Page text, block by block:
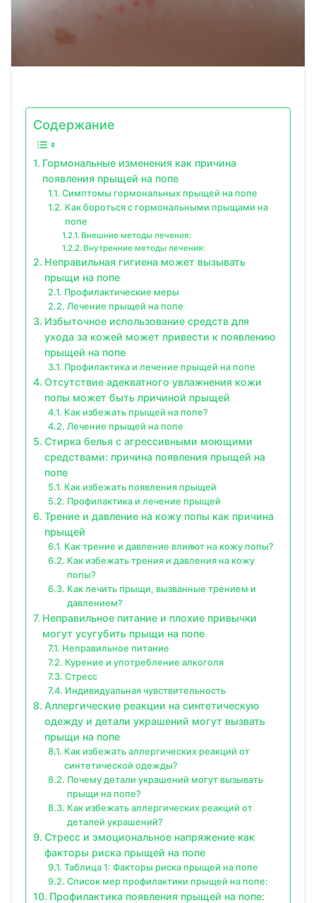
Содержание
Гормональные изменения как причина
появления прыщей на попе
Симптомы гормональных прыщей на попе
Как бороться с гормональными прыщами на
попе
Внешние методы лечения:
Внутренние методы лечения:
Неправильная гигиена может вызывать
прыщи на попе
Профилактические меры
Лечение прыщей на попе
Избыточное использование средств для
ухода за кожей может привести к появлению
прыщей на попе
Профилактика и лечение прыщей на попе
Отсутствие адекватного увлажнения кожи
попы может быть причиной прыщей
Как избежать прыщей на попе?
Лечение прыщей на попе
Стирка белья с агрессивными моющими
средствами: причина появления прыщей на
попе
Как избежать появления прыщей
Профилактика и лечение прыщей
Трение и давление на кожу попы как причина
прыщей
Как трение и давление влияют на кожу попы?
Как избежать трения и давления на кожу
попы?
Как лечить прыщи, вызванные трением и
давлением?
Неправильное питание и плохие привычки
могут усугубить прыщи на попе
Неправильное питание
Курение и употребление алкоголя
Стресс
Индивидуальная чувствительность
Аллергические реакции на синтетическую
одежду и детали украшений могут вызвать
прыщи на попе
Как избежать аллергических реакций от
синтетической одежды?
Почему детали украшений могут вызывать
прыщи на попе?
Как избежать аллергических реакций от
деталей украшений?
Стресс и эмоциональное напряжение как
факторы риска прыщей на попе
Таблица 1: Факторы риска прыщей на попе
Список мер профилактики прыщей на попе:
Профилактика появления прыщей на попе: